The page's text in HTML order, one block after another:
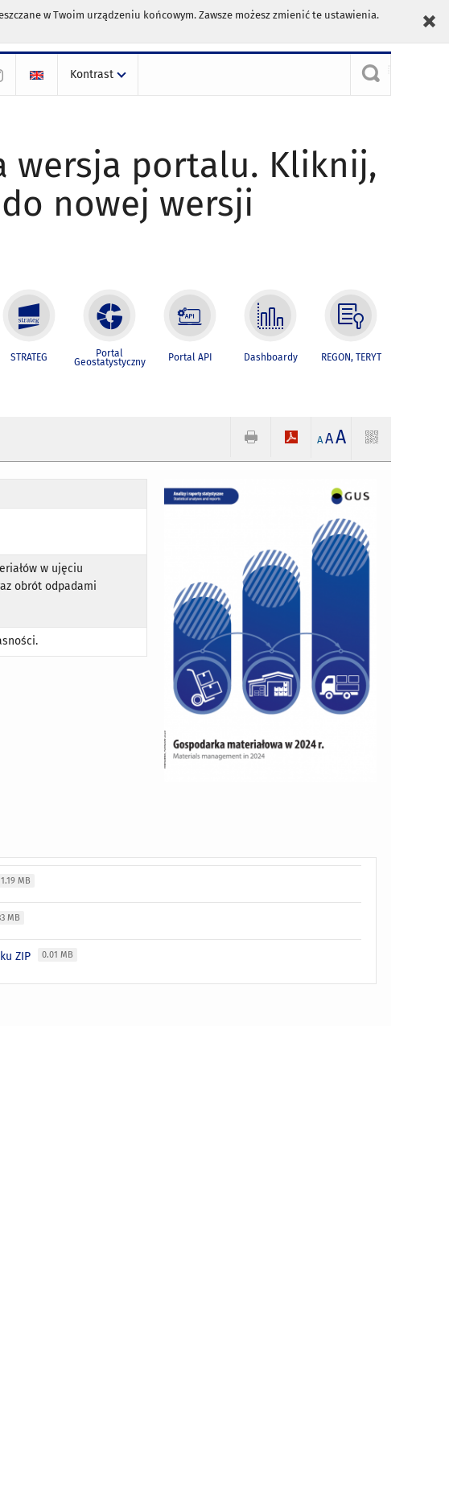
w Twoim urządzeniu końcowym. Zawsze możesz zmienić te ustawienia.
Kontrast
wersja portalu. Kliknij,
nowej wersji
STRATEG Portal
Geostatystyczny Portal API Dashboardy REGON, TERYT
A AA
w ujęciu
obrót odpadami
1.19 MB
MB
ZIP 0.01 MB